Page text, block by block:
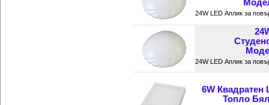
24W LED Аплик за
24W LED Аплик за
6W
Топло